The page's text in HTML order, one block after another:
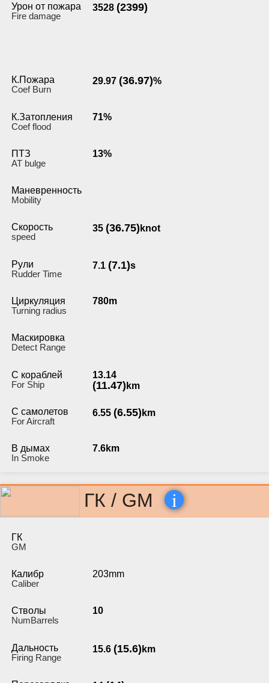
Урон от пожара
Fire damage
3528 (2399)
К.Пожара
Coef Burn
29.97 (36.97)%
К.Затопления
Coef flood
71%
ПТЗ
AT bulge
13%
Маневренность
Мobility
Скорость
speed
35 (36.75) knot
Рули
Rudder Time
7.1 (7.1)s
Циркуляция
Turning radius
780m
Маскировка
Detect Range
С кораблей
For Ship
13.14
(11.47) km
С самолетов
For Aircraft
6.55 (6.55) km
В дымах
In Smoke
7.6km
ГК / GM i
ГК
GM
Калибр
Caliber
203mm
Стволы
NumBarrels
10
Дальность
Firing Range
15.6 (15.6) km